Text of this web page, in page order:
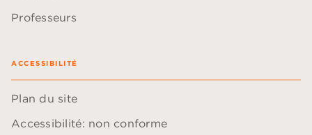
Professeurs
ACCESSIBILITÉ
Plan du site
Accessibilité: non conforme